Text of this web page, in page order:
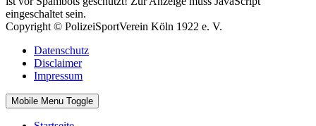
eingeschaltet sein.
Copyright © PolizeiSportVerein Köln 1922 e. V.
Datenschutz
Disclaimer
Impressum
Mobile Menu Toggle